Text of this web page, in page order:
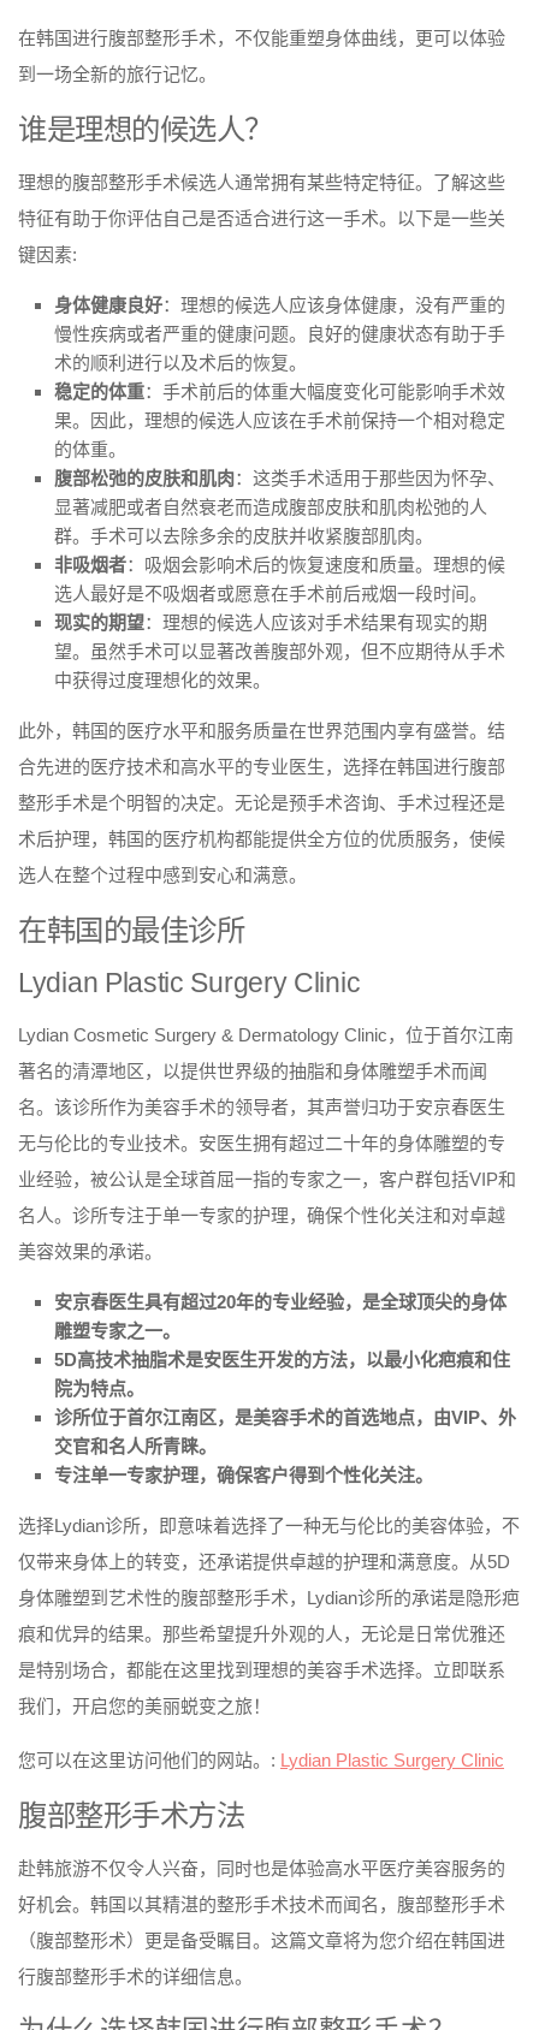
在韩国进行腹部整形手术，不仅能重塑身体曲线，更可以体验
到一场全新的旅行记忆。
谁是理想的候选人？
理想的腹部整形手术候选人通常拥有某些特定特征。了解这些
特征有助于你评估自己是否适合进行这一手术。以下是一些关
键因素:
身体健康良好：理想的候选人应该身体健康，没有严重的
慢性疾病或者严重的健康问题。良好的健康状态有助于手
术的顺利进行以及术后的恢复。
稳定的体重：手术前后的体重大幅度变化可能影响手术效
果。因此，理想的候选人应该在手术前保持一个相对稳定
的体重。
腹部松弛的皮肤和肌肉：这类手术适用于那些因为怀孕、
显著减肥或者自然衰老而造成腹部皮肤和肌肉松弛的人
群。手术可以去除多余的皮肤并收紧腹部肌肉。
非吸烟者：吸烟会影响术后的恢复速度和质量。理想的候
选人最好是不吸烟者或愿意在手术前后戒烟一段时间。
现实的期望：理想的候选人应该对手术结果有现实的期
望。虽然手术可以显著改善腹部外观，但不应期待从手术
中获得过度理想化的效果。
此外，韩国的医疗水平和服务质量在世界范围内享有盛誉。结
合先进的医疗技术和高水平的专业医生，选择在韩国进行腹部
整形手术是个明智的决定。无论是预手术咨询、手术过程还是
术后护理，韩国的医疗机构都能提供全方位的优质服务，使候
选人在整个过程中感到安心和满意。
在韩国的最佳诊所
Lydian Plastic Surgery Clinic
Lydian Cosmetic Surgery & Dermatology Clinic，位于首尔江南
著名的清潭地区，以提供世界级的抽脂和身体雕塑手术而闻
名。该诊所作为美容手术的领导者，其声誉归功于安京春医生
无与伦比的专业技术。安医生拥有超过二十年的身体雕塑的专
业经验，被公认是全球首屈一指的专家之一，客户群包括VIP和
名人。诊所专注于单一专家的护理，确保个性化关注和对卓越
美容效果的承诺。
安京春医生具有超过20年的专业经验，是全球顶尖的身体
雕塑专家之一。
5D高技术抽脂术是安医生开发的方法，以最小化疤痕和住
院为特点。
诊所位于首尔江南区，是美容手术的首选地点，由VIP、外
交官和名人所青睐。
专注单一专家护理，确保客户得到个性化关注。
选择Lydian诊所，即意味着选择了一种无与伦比的美容体验，不
仅带来身体上的转变，还承诺提供卓越的护理和满意度。从5D
身体雕塑到艺术性的腹部整形手术，Lydian诊所的承诺是隐形疤
痕和优异的结果。那些希望提升外观的人，无论是日常优雅还
是特别场合，都能在这里找到理想的美容手术选择。立即联系
我们，开启您的美丽蜕变之旅！
您可以在这里访问他们的网站。: Lydian Plastic Surgery Clinic
腹部整形手术方法
赴韩旅游不仅令人兴奋，同时也是体验高水平医疗美容服务的
好机会。韩国以其精湛的整形手术技术而闻名，腹部整形手术
（腹部整形术）更是备受瞩目。这篇文章将为您介绍在韩国进
行腹部整形手术的详细信息。